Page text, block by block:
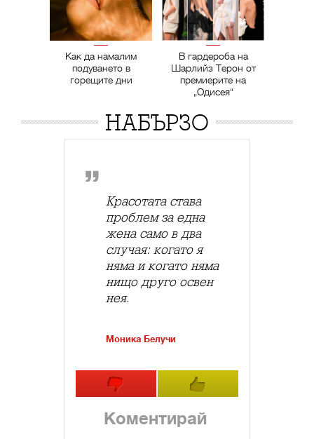
Как да намалим
подуването в
горещите дни
В гардероба на
Шарлийз Терон от
премиерите на
„Одисея“
НАБЪРЗО
Красотата става
проблем за една
жена само в два
случая: когато я
няма и когато няма
нищо друго освен
нея.
Моника Белучи
Коментирай